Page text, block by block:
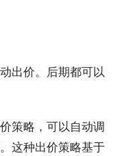
出价。后期都可以
策略，可以自动调
这种出价策略基于